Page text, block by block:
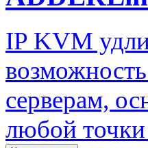
IP KVM
серверам,
любой